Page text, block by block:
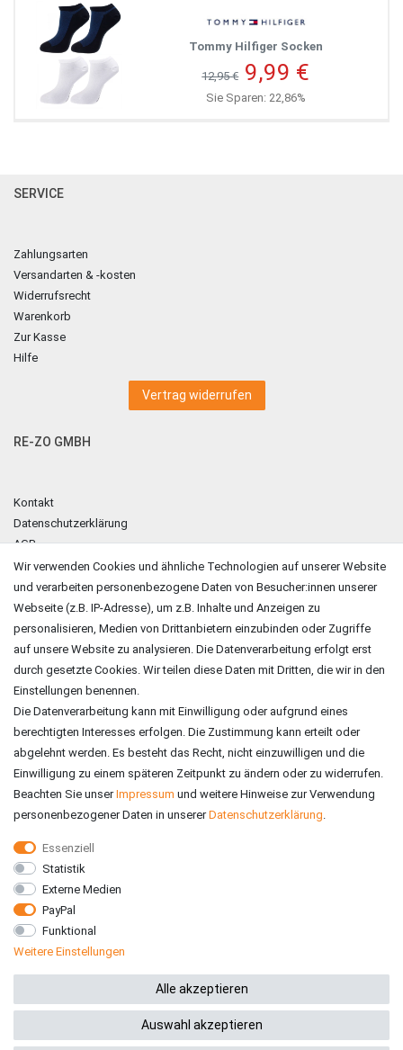
Tommy Hilfiger Socken
12,95 € 9,99 €
Sie Sparen: 22,86%
SERVICE
Zahlungsarten
Versandarten & -kosten
Widerrufsrecht
Warenkorb
Zur Kasse
Hilfe
Vertrag widerrufen
RE-ZO GMBH
Kontakt
Datenschutzerklärung
AGB
Impressum
ZAHLUNGSARTEN
VERSAND
*Alle Preise inkl. gesetzlicher MwSt. zzgl. Versandkosten
Wir verwenden Cookies und ähnliche Technologien auf unserer Website
und verarbeiten personenbezogene Daten von Besucher:innen unserer
Webseite (z.B. IP-Adresse), um z.B. Inhalte und Anzeigen zu
personalisieren, Medien von Drittanbietern einzubinden oder Zugriffe
auf unsere Website zu analysieren. Die Datenverarbeitung erfolgt erst
durch gesetzte Cookies. Wir teilen diese Daten mit Dritten, die wir in den
Einstellungen benennen.
Die Datenverarbeitung kann mit Einwilligung oder aufgrund eines
berechtigten Interesses erfolgen. Die Zustimmung kann erteilt oder
abgelehnt werden. Es besteht das Recht, nicht einzuwilligen und die
Einwilligung zu einem späteren Zeitpunkt zu ändern oder zu widerrufen.
Beachten Sie unserImpressum und weitere Hinweise zur Verwendung
personenbezogener Daten in unsererDaten­schutz­erklärung.
Essenziell
Statistik
Externe Medien
PayPal
Funktional
Weitere Einstellungen
Alle akzeptieren
Auswahl akzeptieren